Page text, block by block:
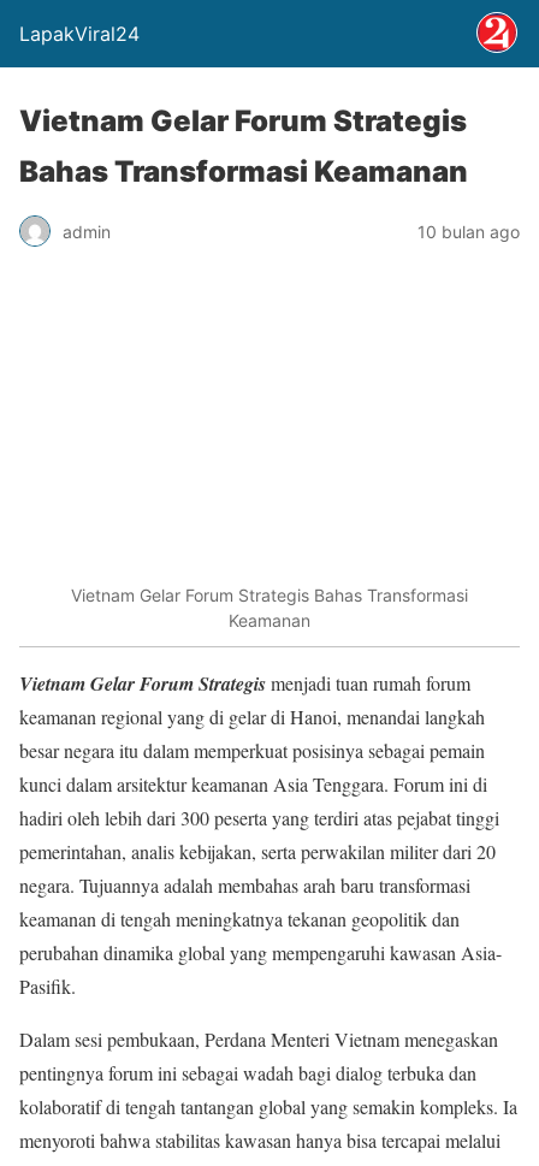
LapakViral24
Vietnam Gelar Forum Strategis
Bahas Transformasi Keamanan
admin 10 bulan ago
Vietnam Gelar Forum Strategis Bahas Transformasi
Keamanan
Vietnam Gelar Forum Strategismenjadi tuan rumah forum
keamanan regional yang di gelar di Hanoi, menandai langkah
besar negara itu dalam memperkuat posisinya sebagai pemain
kunci dalam arsitektur keamanan Asia Tenggara. Forum ini di
hadiri oleh lebih dari 300 peserta yang terdiri atas pejabat tinggi
pemerintahan, analis kebijakan, serta perwakilan militer dari 20
negara. Tujuannya adalah membahas arah baru transformasi
keamanan di tengah meningkatnya tekanan geopolitik dan
perubahan dinamika global yang mempengaruhi kawasan Asia-
Pasifik.
Dalam sesi pembukaan, Perdana Menteri Vietnam menegaskan
pentingnya forum ini sebagai wadah bagi dialog terbuka dan
kolaboratif di tengah tantangan global yang semakin kompleks. Ia
menyoroti bahwa stabilitas kawasan hanya bisa tercapai melalui